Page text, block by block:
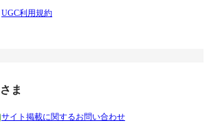
UGC利用規約
ま
サイト掲載に関するお問い合わせ